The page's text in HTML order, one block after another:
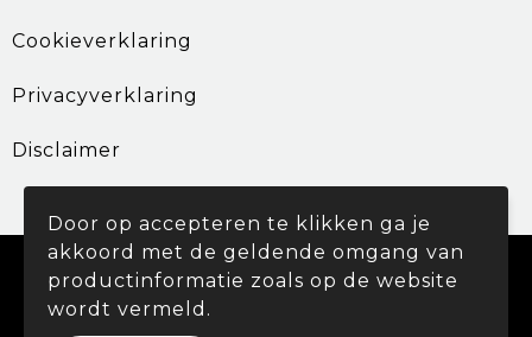
Cookieverklaring
Privacyverklaring
Disclaimer
© Copyright Promohouse 2024
Door op accepteren te klikken ga je
akkoord met de geldende omgang van
productinformatie zoals op de website
wordt vermeld.